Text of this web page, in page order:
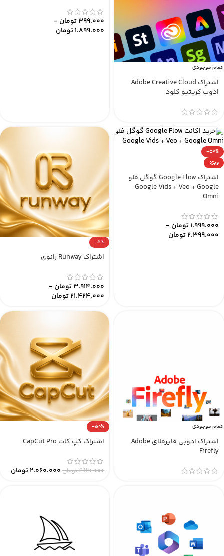
اتمام موجودی
اشتراک Adobe Creative Cloud
ادوب کریتیو کلود
399.000تومان –
1.899.000تومان
-50%
ویژه
اشتراک Google Flow گوگل فلو
Google Vids + Veo + Google
Omni
1.999.000تومان –
2.399.000تومان
-5%
اشتراک Runway رانوی
3.914.000تومان –
21.424.000تومان
اتمام موجودی
اشتراک ادوبی فایرفلای Adobe
Firefly
-50%
اشتراک کپ کات CapCut Pro
4.120.000تومان 2.060.000تومان